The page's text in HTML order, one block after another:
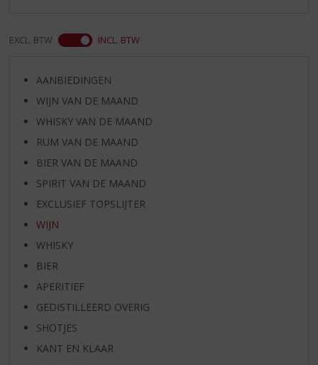
EXCL. BTW INCL. BTW
AANBIEDINGEN
WIJN VAN DE MAAND
WHISKY VAN DE MAAND
RUM VAN DE MAAND
BIER VAN DE MAAND
SPIRIT VAN DE MAAND
EXCLUSIEF TOPSLIJTER
WIJN
WHISKY
BIER
APERITIEF
GEDISTILLEERD OVERIG
SHOTJES
KANT EN KLAAR